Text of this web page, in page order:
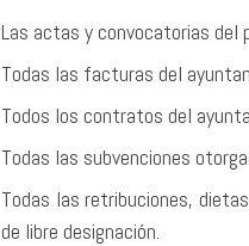
Las actas y convocatorias del
Todas las facturas del
Todos los contratos del
Todas las subvenciones
Todas las retribuciones,
de libre designación.